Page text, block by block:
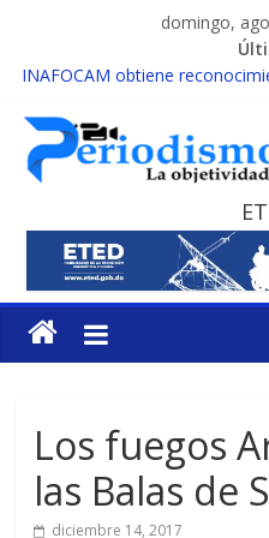
domingo,
INAFOCAM obtiene
15 de febrero de cada año es
cáncer infantil
EL ENFOQUE UNILATERAL
MESCyT y Universidad Albizu
reclusos
MESCyT presenta calendario
Educación
Los fuegos
las Balas de
diciembre 14, 2017